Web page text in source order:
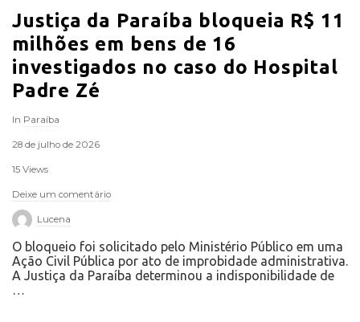
Justiça da Paraíba bloqueia R$ 11
milhões em bens de 16
investigados no caso do Hospital
Padre Zé
In Paraíba
28 de julho de 2026
15 Views
Deixe um comentário
Lucena
O bloqueio foi solicitado pelo Ministério Público em uma
Ação Civil Pública por ato de improbidade administrativa.
A Justiça da Paraíba determinou a indisponibilidade de
…